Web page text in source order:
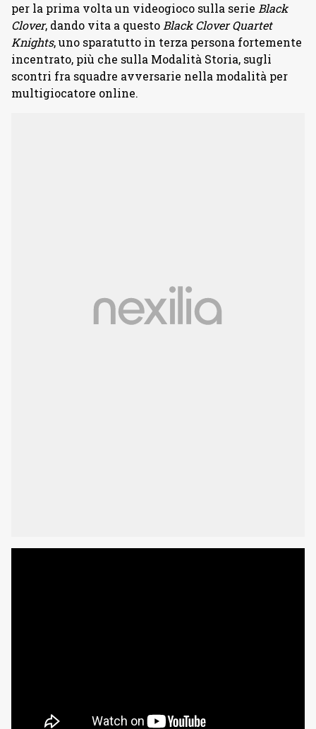
per la prima volta un videogioco sulla serie Black
Clover, dando vita a questo Black Clover Quartet
Knights, uno sparatutto in terza persona fortemente
incentrato, più che sulla Modalità Storia, sugli
scontri fra squadre avversarie nella modalità per
multigiocatore online.